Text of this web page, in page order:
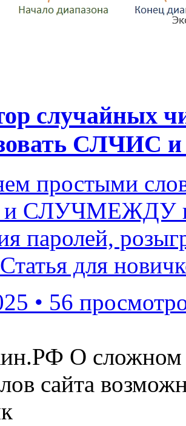
случайных
простыми
СЛУЧМЕЖДУ в
паролей,
для
• 56
О сложном
сайта